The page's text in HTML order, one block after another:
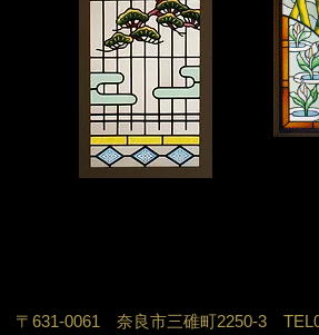
〒631-0061 奈良市三碓町2250-3